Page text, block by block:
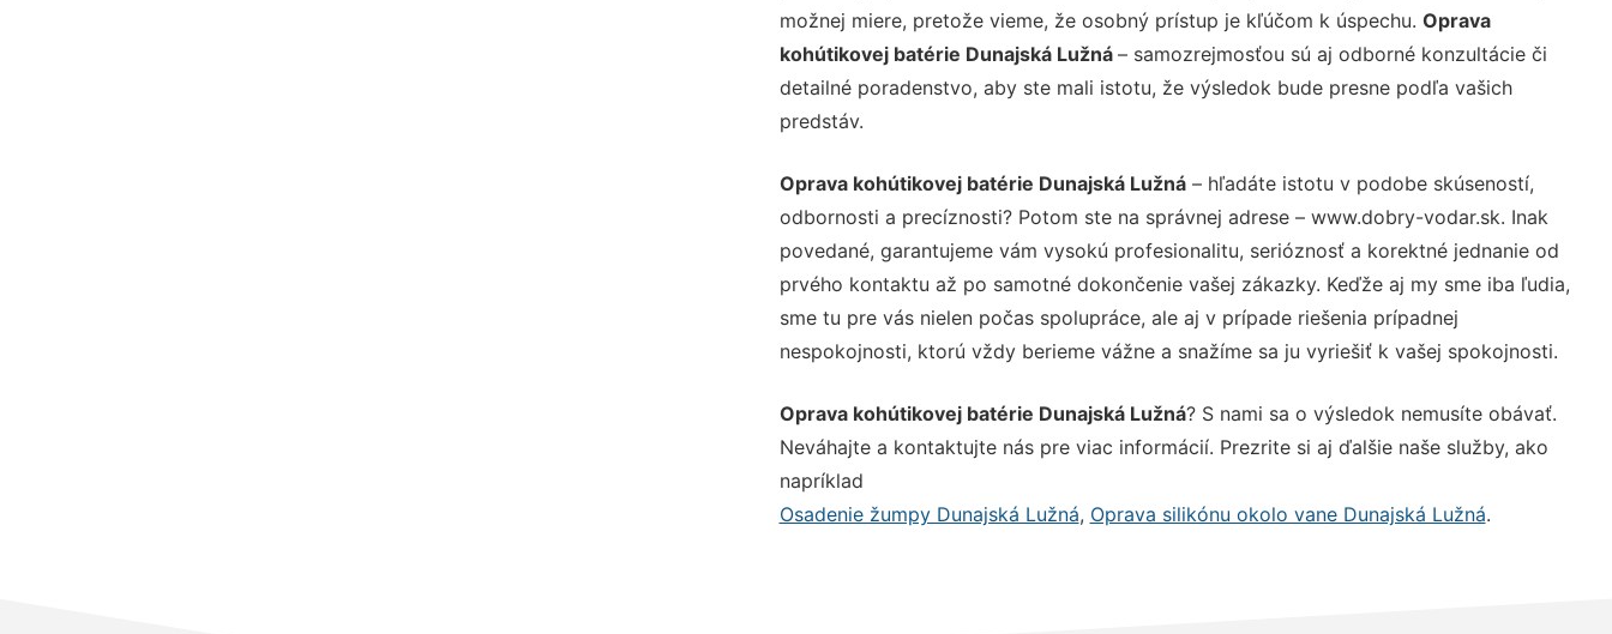
možnej miere, pretože vieme, že osobný prístup je kľúčom k úspechu. Oprava
kohútikovej batérie Dunajská Lužná – samozrejmosťou sú aj odborné konzultácie či
detailné poradenstvo, aby ste mali istotu, že výsledok bude presne podľa vašich
predstáv.
Oprava kohútikovej batérie Dunajská Lužná– hľadáte istotu v podobe skúseností,
odbornosti a precíznosti? Potom ste na správnej adrese – www.dobry-vodar.sk. Inak
povedané, garantujeme vám vysokú profesionalitu, serióznosť a korektné jednanie od
prvého kontaktu až po samotné dokončenie vašej zákazky. Keďže aj my sme iba ľudia,
sme tu pre vás nielen počas spolupráce, ale aj v prípade riešenia prípadnej
nespokojnosti, ktorú vždy berieme vážne a snažíme sa ju vyriešiť k vašej spokojnosti.
Oprava kohútikovej batérie Dunajská Lužná? S nami sa o výsledok nemusíte obávať.
Neváhajte a kontaktujte nás pre viac informácií. Prezrite si aj ďalšie naše služby, ako
napríklad
Osadenie žumpy Dunajská Lužná, Oprava silikónu okolo vane Dunajská Lužná.